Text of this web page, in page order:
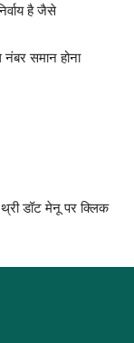
है जैसे
समान होना
डॉट मेनू पर क्लिक